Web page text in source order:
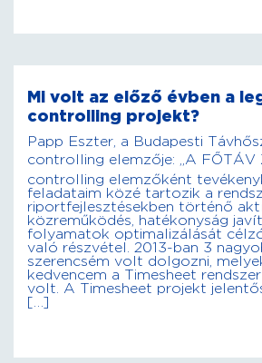
Mi volt az előző évben a
controlling projekt?
Papp Eszter, a Budapesti
controlling elemzője: „A FŐTÁV
controlling elemzőként
feladataim közé tartozik a
riportfejlesztésekben történő
közreműködés, hatékonyság
folyamatok optimalizálását
való részvétel. 2013-ban 3
szerencsém volt dolgozni,
kedvencem a Timesheet
volt. A Timesheet projekt
[…]